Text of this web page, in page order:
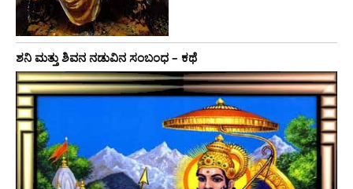
ಶನಿ ಮತ್ತು ಶಿವನ ನಡುವಿನ ಸಂಬಂಧ – ಕಥೆ